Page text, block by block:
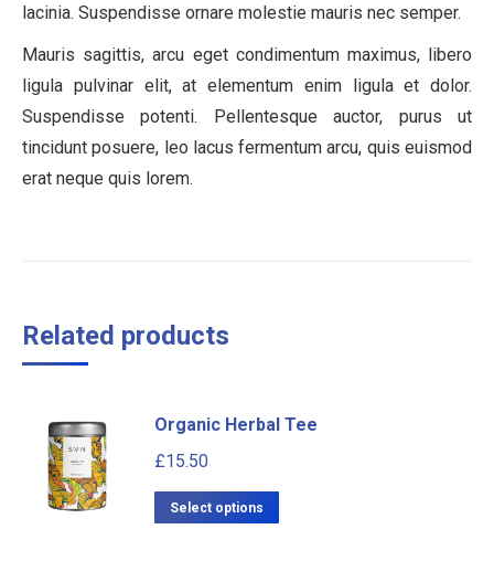
lacinia. Suspendisse ornare molestie mauris nec semper.
Mauris sagittis, arcu eget condimentum maximus, libero
ligula pulvinar elit, at elementum enim ligula et dolor.
Suspendisse potenti. Pellentesque auctor, purus ut
tincidunt posuere, leo lacus fermentum arcu, quis euismod
erat neque quis lorem.
Related products
Organic Herbal Tee
£15.50
Select options